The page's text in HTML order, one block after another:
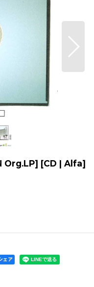
Org.LP] [CD | Alfa]
ェア